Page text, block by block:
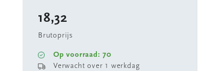
18,32
Brutoprijs
Op voorraad: 70
Verwacht over 1 werkdag